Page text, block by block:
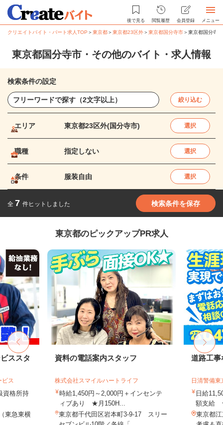
後で見る 閲覧履歴 会員登録 メニュー
クリエイトバイト・パート求人TOP ＞東京都＞東京都23区外＞東京都国分寺市＞東京都国分寺
東京都国分寺市・その他のバイト・求人情報
検索条件の設定
絞り込む
エリア 東京都23区外(国分寺市) 選択
職種 指定しない 選択
条件 服装自由 選択
全 7 件ヒットしました 検索条件を保存
東京都のピックアップPR求人
ススタ
ス
格所持
東急東横
資料の電話案内スタッフ
株式会社スマイルハートライフ
時給1,450円～2,000円＋インセンテ
ィブあり ★月150H...
東京都千代田区岩本町3-9-17 スリー
道路工事
日清警備
日給
額支給
東京都